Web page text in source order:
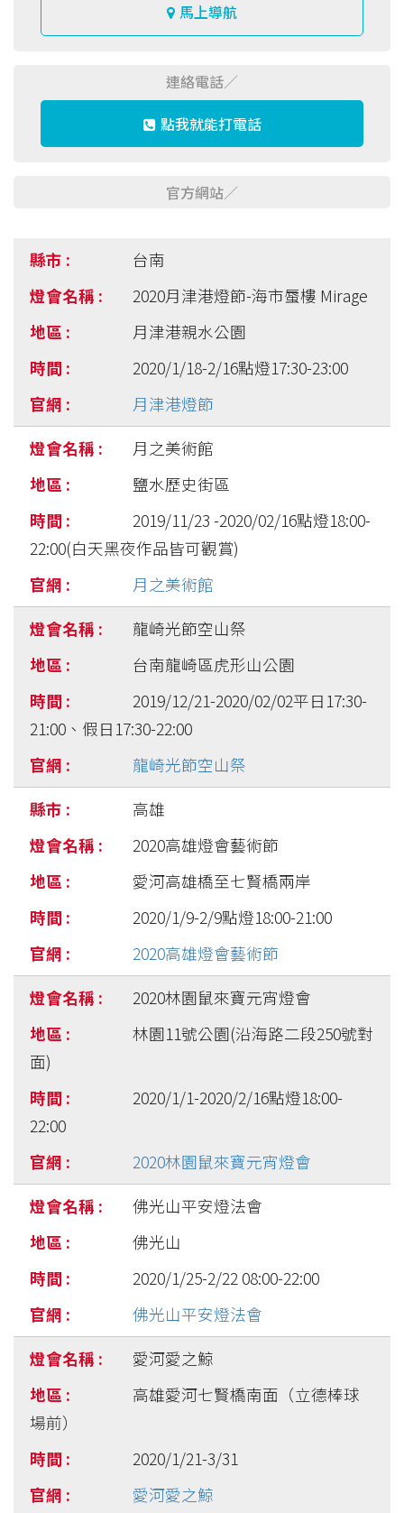
馬上導航
連絡電話／
點我就能打電話
官方網站／
台南
2020月津港燈節-海市蜃樓 Mirage
月津港親水公園
2020/1/18-2/16點燈17:30-23:00
月津港燈節
月之美術館
鹽水歷史街區
2019/11/23 -2020/02/16點燈18:00-
22:00(白天黑夜作品皆可觀賞)
月之美術館
龍崎光節空山祭
台南龍崎區虎形山公園
2019/12/21-2020/02/02平日17:30-
21:00、假日17:30-22:00
龍崎光節空山祭
高雄
2020高雄燈會藝術節
愛河高雄橋至七賢橋兩岸
2020/1/9-2/9點燈18:00-21:00
2020高雄燈會藝術節
2020林園鼠來寶元宵燈會
林園11號公園(沿海路二段250號對
面)
2020/1/1-2020/2/16點燈18:00-
22:00
2020林園鼠來寶元宵燈會
佛光山平安燈法會
佛光山
2020/1/25-2/22 08:00-22:00
佛光山平安燈法會
愛河愛之鯨
高雄愛河七賢橋南面（立德棒球
場前）
2020/1/21-3/31
愛河愛之鯨